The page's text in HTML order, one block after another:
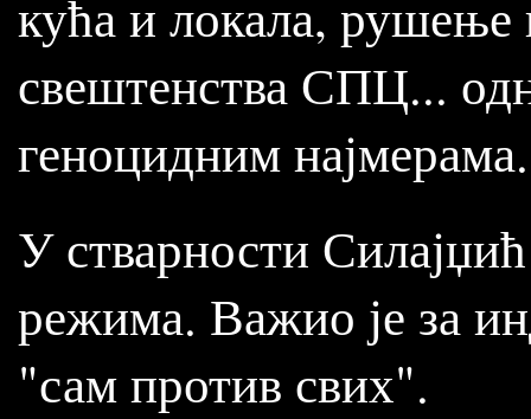
кућа и локала,
свештенства СПЦ...
геноцидним најмерама.
У стварности
режима. Важио је за
"сам против свих".